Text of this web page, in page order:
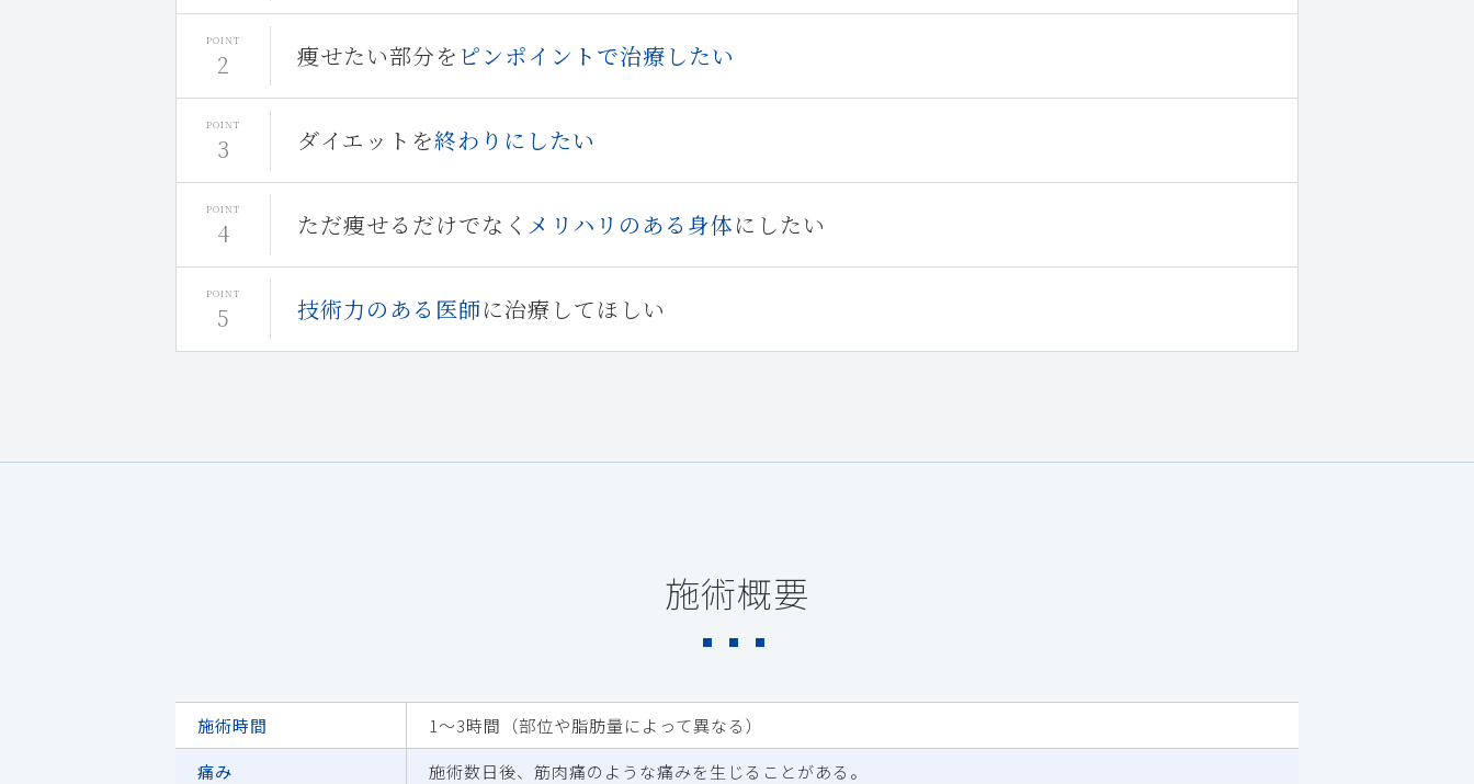
痩せたい部分を ピンポイントで治療したい
ダイエットを終わりにしたい
ただ痩せるだけでなく メリハリのある身体にしたい
技術力のある医師に治療してほしい
施術概要
施術時間
1～3時間（部位や脂肪量によって異なる）
痛み
施術数日後、筋肉痛のような痛みを生じることがある。